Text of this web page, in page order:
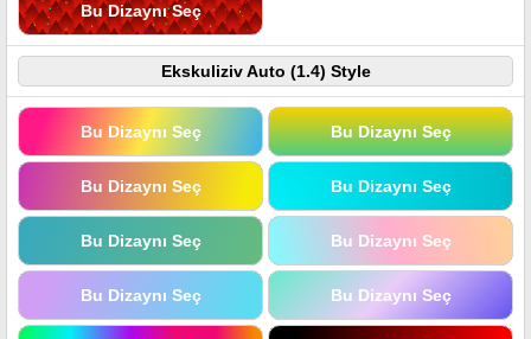
Bu Dizaynı Seç
Ekskuliziv Auto (1.4) Style
Bu Dizaynı Seç Bu Dizaynı Seç
Bu Dizaynı Seç Bu Dizaynı Seç
Bu Dizaynı Seç Bu Dizaynı Seç
Bu Dizaynı Seç Bu Dizaynı Seç